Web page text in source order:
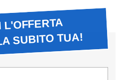
SUBITO TUA!